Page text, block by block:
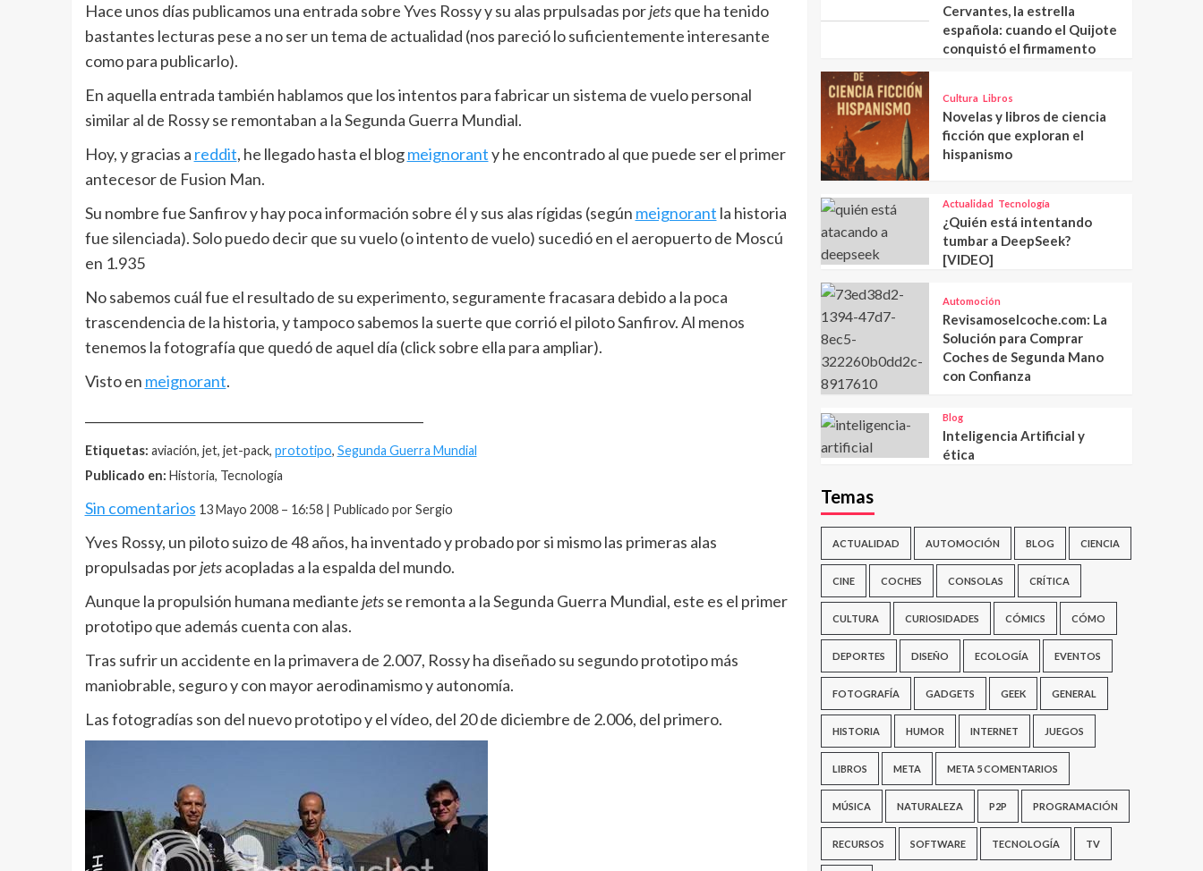
Hace unos días publicamos una entrada sobre Yves Rossy y su alas prpulsadas porjetsque ha tenido
bastantes lecturas pese a no ser un tema de actualidad (nos pareció lo suficientemente interesante
como para publicarlo).
En aquella entrada también hablamos que los intentos para fabricar un sistema de vuelo personal
similar al de Rossy se remontaban a la Segunda Guerra Mundial.
Hoy, y gracias a reddit, he llegado hasta el blogmeignoranty he encontrado al que puede ser el primer
antecesor de Fusion Man.
Su nombre fue Sanfirov y hay poca información sobre él y sus alas rígidas (según meignorant la historia
fue silenciada). Solo puedo decir que su vuelo (o intento de vuelo) sucedió en el aeropuerto de Moscú
en 1.935
No sabemos cuál fue el resultado de su experimento, seguramente fracasara debido a la poca
trascendencia de la historia, y tampoco sabemos la suerte que corrió el piloto Sanfirov. Al menos
tenemos la fotografía que quedó de aquel día (click sobre ella para ampliar).
Visto en meignorant.
Etiquetas: aviación, jet, jet-pack, prototipo, Segunda Guerra Mundial
Publicado en: Historia, Tecnología
Sin comentarios 13 Mayo 2008 – 16:58 | Publicado por Sergio
Yves Rossy, un piloto suizo de 48 años, ha inventado y probado por si mismo las primeras alas
propulsadas porjetsacopladas a la espalda del mundo.
Aunque la propulsión humana mediante jetsse remonta a la Segunda Guerra Mundial, este es el primer
prototipo que además cuenta con alas.
Tras sufrir un accidente en la primavera de 2.007, Rossy ha diseñado su segundo prototipo más
maniobrable, seguro y con mayor aerodinamismo y autonomía.
Las fotogradías son del nuevo prototipo y el vídeo, del 20 de diciembre de 2.006, del primero.
Cervantes, la estrella
española: cuando el Quijote
conquistó el firmamento
Cultura Libros
Novelas y libros de ciencia
ficción que exploran el
hispanismo
Actualidad Tecnología
¿Quién está intentando
tumbar a DeepSeek?
[VIDEO]
Automoción
Revisamoselcoche.com: La
Solución para Comprar
Coches de Segunda Mano
con Confianza
Blog
Inteligencia Artificial y
ética
Temas
ACTUALIDAD AUTOMOCIÓN BLOG CIENCIA
CINE COCHES CONSOLAS CRÍTICA
CULTURA CURIOSIDADES CÓMICS CÓMO
DEPORTES DISEÑO ECOLOGÍA EVENTOS
FOTOGRAFÍA GADGETS GEEK GENERAL
HISTORIA HUMOR INTERNET JUEGOS
LIBROS META META 5 COMENTARIOS
MÚSICA NATURALEZA P2P PROGRAMACIÓN
RECURSOS SOFTWARE TECNOLOGÍA TV